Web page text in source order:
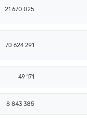
21 670 025
70 624 291
49 171
8 843 385